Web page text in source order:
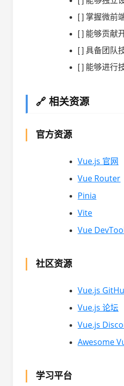
[ ] 掌握微前
[ ] 能够贡献
[ ] 具备团队
[ ] 能够进行
🔗 相关资源
官方资源
Vue.js 官网
Vue Router
Pinia
Vite
Vue
社区资源
Vue.js
Vue.js 论坛
Vue.js
Awesome
学习平台